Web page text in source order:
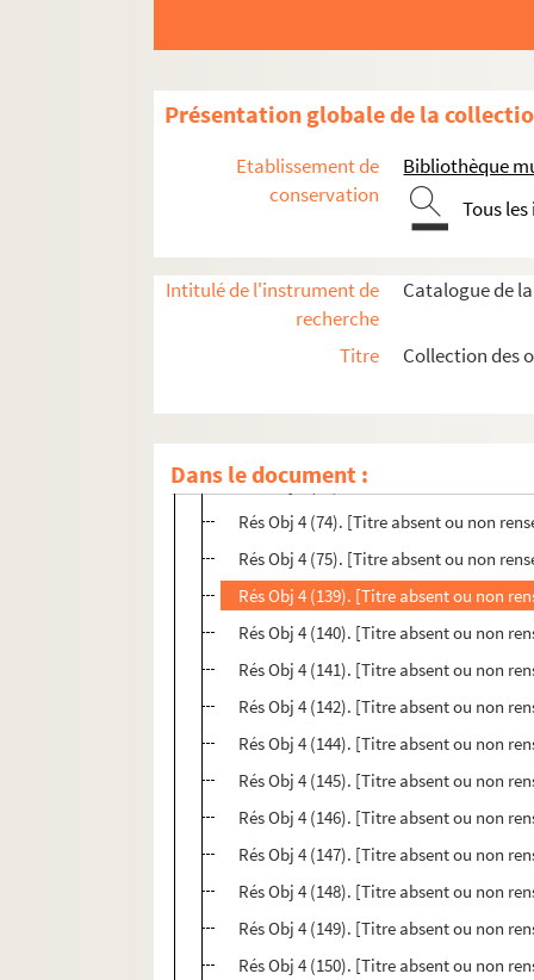
Présentation globale de la
Etablissement de
conservation
Bibliothèque
Tous
Intitulé de l'instrument de
recherche
Catalogue de
Titre Collection des
Dans le document :
Rés Obj 4 (63). [Titre absent ou non
Rés Obj 4 (65). [Titre absent ou non
Rés Obj 4 (66). [Titre absent ou non
Rés Obj 4 (67). [Titre absent ou non
Rés Obj 4 (68). [Titre absent ou non
Rés Obj 4 (71). [Titre absent ou non
Rés Obj 4 (72). [Titre absent ou non
Rés Obj 4 (73). [Titre absent ou non
Rés Obj 4 (74). [Titre absent ou non
Rés Obj 4 (75). [Titre absent ou non
Rés Obj 4 (139). [Titre absent ou non
Rés Obj 4 (140). [Titre absent ou non
Rés Obj 4 (141). [Titre absent ou non
Rés Obj 4 (142). [Titre absent ou non
Rés Obj 4 (144). [Titre absent ou non
Rés Obj 4 (145). [Titre absent ou non
Rés Obj 4 (146). [Titre absent ou non
Rés Obj 4 (147). [Titre absent ou non
Rés Obj 4 (148). [Titre absent ou non
Rés Obj 4 (149). [Titre absent ou non
Rés Obj 4 (150). [Titre absent ou non